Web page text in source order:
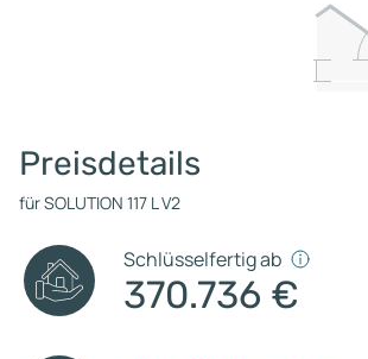
Preisdetails
für SOLUTION 117 L V2
Schlüsselfertig ab
370.736 €